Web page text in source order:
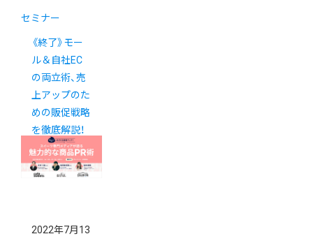
セミナー
《終了》モー
ル＆自社EC
の両立術、売
上アップのた
めの販促戦略
を徹底解説！
2022年7月13